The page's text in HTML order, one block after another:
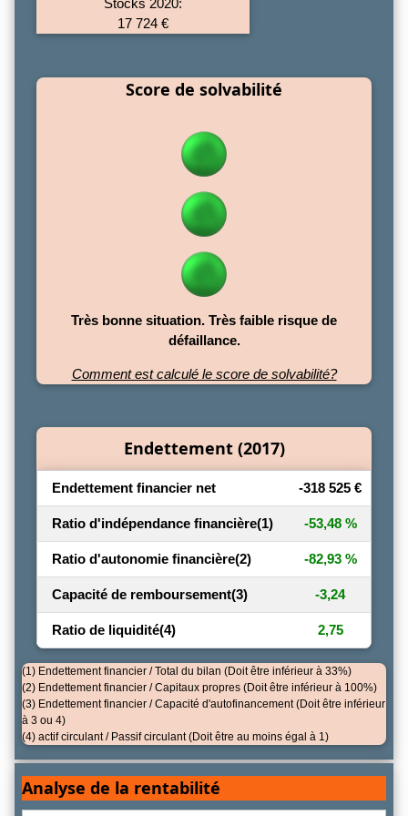
17 724 €
Score de solvabilité
Très bonne situation. Très faible risque de
défaillance.
Comment est calculé le score de solvabilité?
Endettement (2017)
Endettement financier net -318 525 €
Ratio d'indépendance financière(1) -53,48 %
Ratio d'autonomie financière(2) -82,93 %
Capacité de remboursement(3) -3,24
Ratio de liquidité(4) 2,75
(1) Endettement financier / Total du bilan (Doit être inférieur à 33%)
(2) Endettement financier / Capitaux propres (Doit être inférieur à 100%)
(3) Endettement financier / Capacité d'autofinancement (Doit être inférieur
à 3 ou 4)
(4) actif circulant / Passif circulant (Doit être au moins égal à 1)
Analyse de la rentabilité